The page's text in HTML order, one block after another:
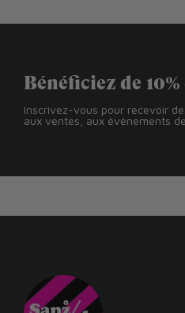
Bénéficiez de
Inscrivez-vous pour recevoir
aux ventes, aux évènements